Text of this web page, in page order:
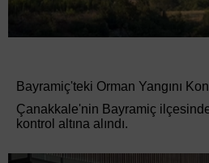
Bayramiç'teki Orman Yangını
Çanakkale'nin Bayramiç ilçesinde
kontrol altına alındı.